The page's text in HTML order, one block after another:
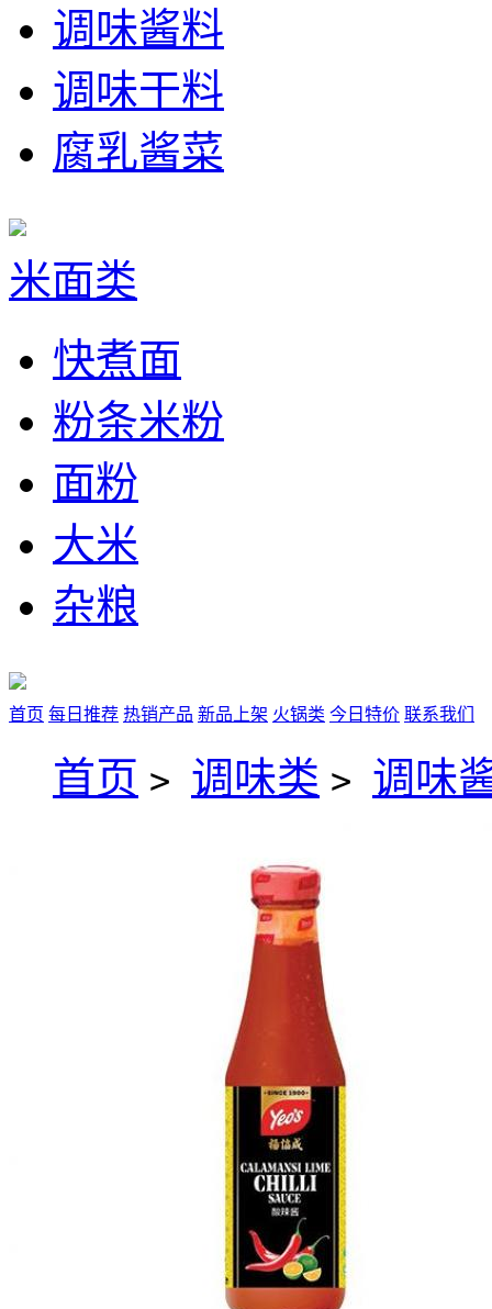
调味酱料
调味干料
腐乳酱菜
米面类
快煮面
粉条米粉
面粉
大米
杂粮
首页 每日推荐 热销产品 新品上架 火锅类 今日特价 联系我们
首页 > 调味类 > 调味